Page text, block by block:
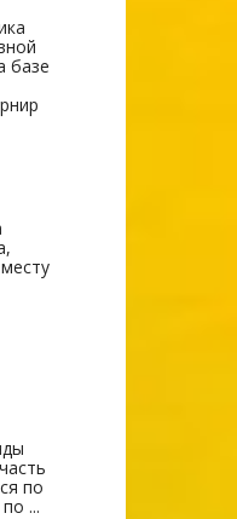
базе
по
...